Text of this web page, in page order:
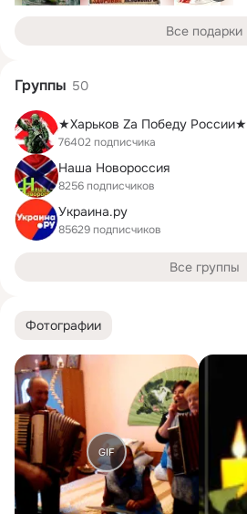
Фотографии
GIF
Все подарки
Группы 50
★Харьков Za Победу России★
76402 подписчика
Наша Новороссия
8256 подписчиков
Украина.ру
85629 подписчиков
Все группы